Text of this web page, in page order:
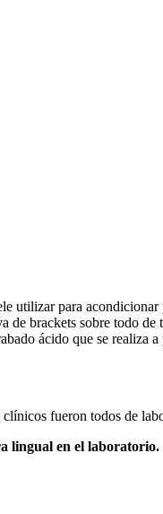
utilizar para
de brackets sobre todo
ácido que se realiza
fueron todos de
lingual en el laboratorio.